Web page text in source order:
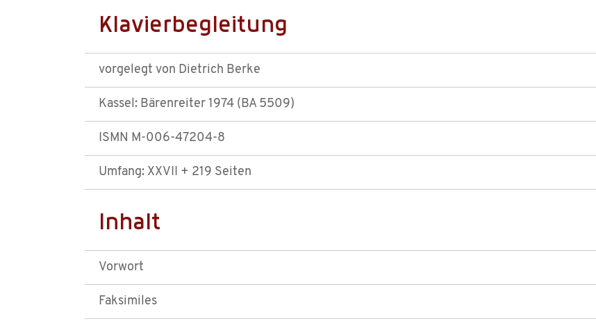
Klavierbegleitung
vorgelegt von Dietrich Berke
Kassel: Bärenreiter 1974 (BA 5509)
ISMN M-006-47204-8
Umfang: XXVII + 219 Seiten
Inhalt
Vorwort
Faksimiles